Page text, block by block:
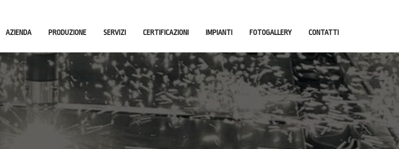
AZIENDA PRODUZIONE SERVIZI CERTIFICAZIONI IMPIANTI FOTOGALLERY CONTATTI